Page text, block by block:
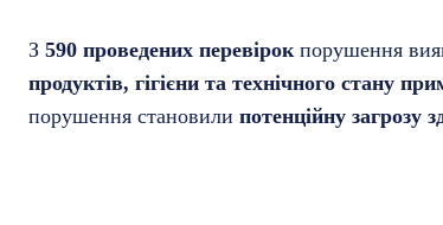
З 590 проведених перевірокпорушення
продуктів, гігієни та технічного стану
порушення становили потенційну загрозу